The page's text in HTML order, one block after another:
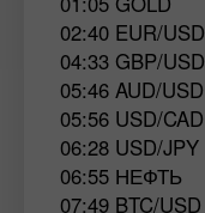
02:40 EUR/USD
04:33 GBP/USD
05:46 AUD/USD
05:56 USD/CAD
06:28 USD/JPY
06:55 НЕФТЬ
07:49 BTC/USD